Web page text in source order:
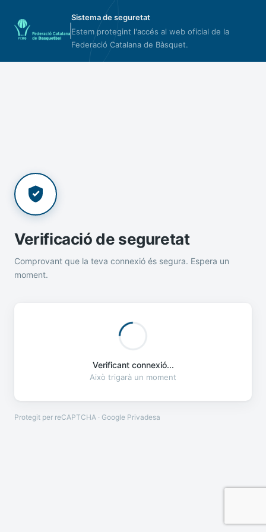
Sistema de seguretat
Estem protegint l'accés al web oficial de la
Federació Catalana de Bàsquet.
Verificació de seguretat
Comprovant que la teva connexió és segura. Espera un
moment.
Verificant connexió...
Això trigarà un moment
Protegit per reCAPTCHA · Google Privadesa